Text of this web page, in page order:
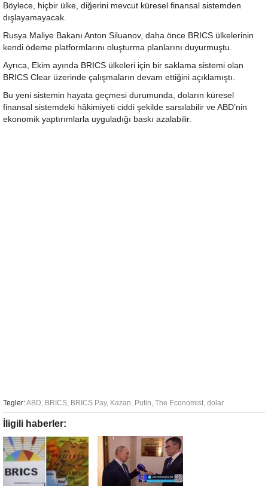
Böylece, hiçbir ülke, diğerini mevcut küresel finansal sistemden
dışlayamayacak.
Rusya Maliye Bakanı Anton Siluanov, daha önce BRICS ülkelerinin
kendi ödeme platformlarını oluşturma planlarını duyurmuştu.
Ayrıca, Ekim ayında BRICS ülkeleri için bir saklama sistemi olan
BRICS Clear üzerinde çalışmaların devam ettiğini açıklamıştı.
Bu yeni sistemin hayata geçmesi durumunda, doların küresel
finansal sistemdeki hâkimiyeti ciddi şekilde sarsılabilir ve ABD’nin
ekonomik yaptırımlarla uyguladığı baskı azalabilir.
Tegler:ABD, BRICS, BRICS Pay, Kazan, Putin, The Economist, dolar
İligili haberler: